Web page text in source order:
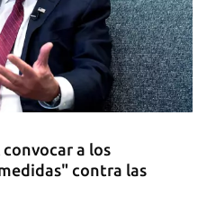
más de dos salarios
convocar a los
contra las